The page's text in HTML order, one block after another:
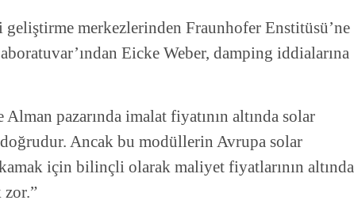
geliştirme merkezlerinden Fraunhofer Enstitüsü’ne
Eicke Weber, damping iddialarına
Alman pazarında imalat fiyatının altında solar
Ancak bu modüllerin Avrupa solar
için bilinçli olarak maliyet fiyatlarının altında
zor.”